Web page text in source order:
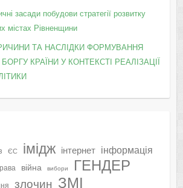
засади побудови стратегії розвитку
містах Рівненщини
ТА НАСЛІДКИ ФОРМУВАННЯ
КРАЇНИ У КОНТЕКСТІ РЕАЛІЗАЦІЇ
ЄС імідж інтернет інформація
війна вибори ГЕНДЕР
злочин ЗМІ